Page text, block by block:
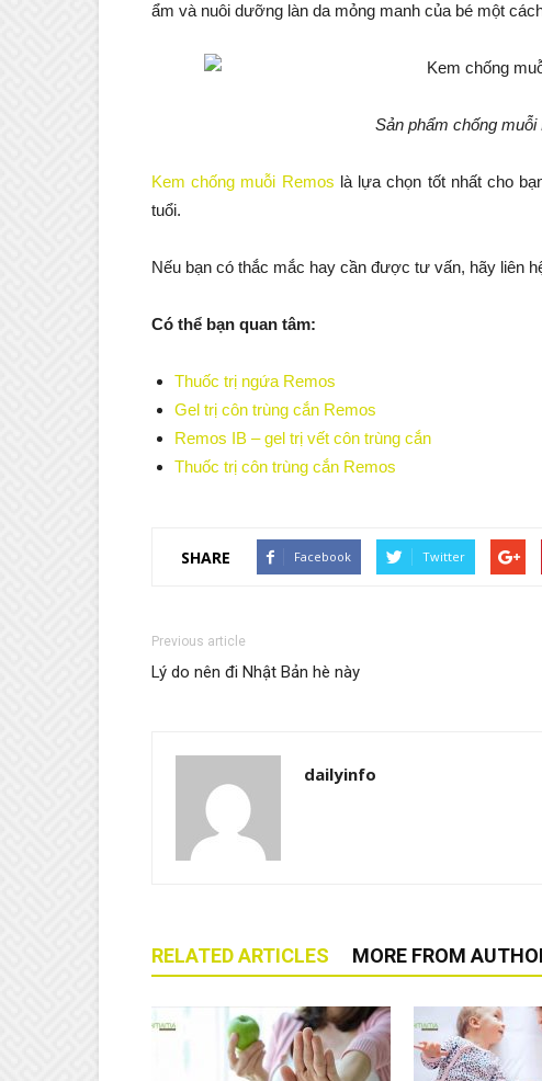
ẩm và nuôi dưỡng làn da mỏng manh của bé một
Sản phẩm chống
Kem chống muỗi Remos là lựa chọn tốt nhất cho
tuổi.
Nếu bạn có thắc mắc hay cần được tư vấn, hãy liên
Có thể bạn quan tâm:
Thuốc trị ngứa Remos
Gel trị côn trùng cắn Remos
Remos IB – gel trị vết côn trùng cắn
Thuốc trị côn trùng cắn Remos
SHARE Facebook Twitter
Previous article
Lý do nên đi Nhật Bản hè này
dailyinfo
RELATED ARTICLES MORE FROM